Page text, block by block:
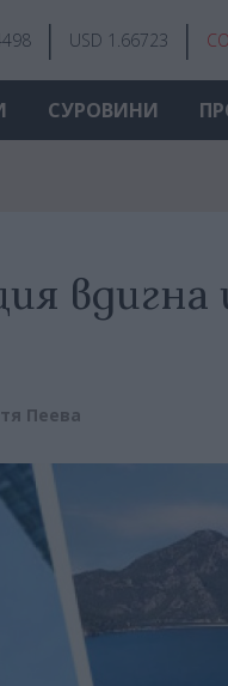
USD 1.66723
СУРОВИНИ
Пеева